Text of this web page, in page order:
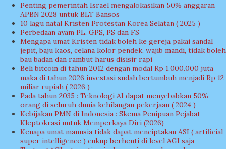
Penting pemerintah Israel mengalokasikan 50% anggaran
APBN 2028 untuk BLT Bansos
10 lagu natal Kristen Protestan Korea Selatan ( 2025 )
Perbedaan ayam PL, GPS, PS dan FS
Mengapa umat Kristen tidak boleh ke gereja pakai sandal
jepit, baju kaos, celana kolor pendek, wajib mandi, tidak boleh
bau badan dan rambut harus disisir rapi
Beli bitcoin di tahun 2012 dengan modal Rp 1.000.000 juta
maka di tahun 2026 investasi sudah bertumbuh menjadi Rp 12
miliar rupiah ( 2026 )
Pada tahun 2035 : Teknologi AI dapat menyebabkan 50%
orang di seluruh dunia kehilangan pekerjaan ( 2024 )
Kebijakan PMN di Indonesia : Skema Penipuan Pejabat
Kleptokrasi untuk Memperkaya Diri (2026)
Kenapa umat manusia tidak dapat menciptakan ASI ( artificial
super intelligence ) cukup berhenti di level AGI saja